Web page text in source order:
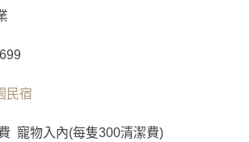
民宿
寵物入內(每隻300清潔費)